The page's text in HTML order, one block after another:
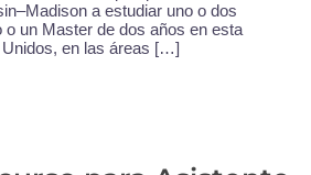
a estudiar uno o dos
un Master de dos años en esta
en las áreas […]